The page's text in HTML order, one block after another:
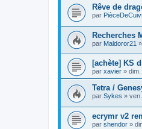
Rêve de
par
Recherches
par Maldoror21 »
[achète] KS
par xavier »
Tetra /
par Sykes »
ecrymr v2
par shendor »